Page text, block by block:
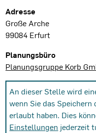
Projektdaten
Adresse
Große Arche
99084 Erfurt
Planungsbüro
Planungsgruppe Korb
An dieser Stelle wird
wenn Sie das Speichern
erlaubt haben. Dies
Einstellungen jederzeit